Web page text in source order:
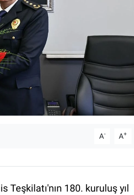
A- A+
Teşkilatı'nın 180. kuruluş yıl